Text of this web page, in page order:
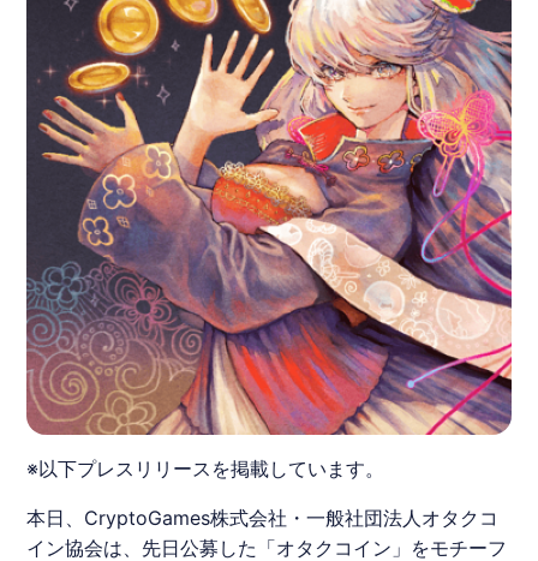
※以下プレスリリースを掲載しています。
本日、 CryptoGames株式会社・一般社団法人 オタクコ
イン協会は、先日公募した「オタクコイン 」をモチーフ